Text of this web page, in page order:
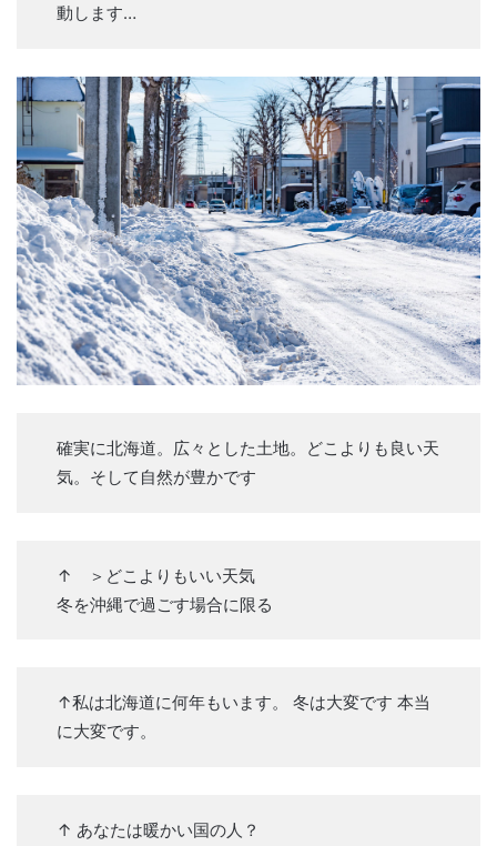
動します…
確実に北海道。広々とした土地。どこよりも良い天
気。そして自然が豊かです
↑ ＞どこよりもいい天気
冬を沖縄で過ごす場合に限る
↑私は北海道に何年もいます。 冬は大変です 本当
に大変です。
↑ あなたは暖かい国の人？